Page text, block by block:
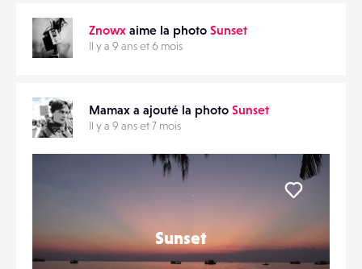
Znowx aime la photo Sunset
Il y a 9 ans et 6 mois
Mamax a ajouté la photo Sunset
Il y a 9 ans et 7 mois
Sunset